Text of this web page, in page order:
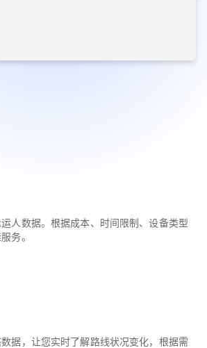
人数据。根据成本、时间限制、设备类型
务。
据，让您实时了解路线状况变化，根据需